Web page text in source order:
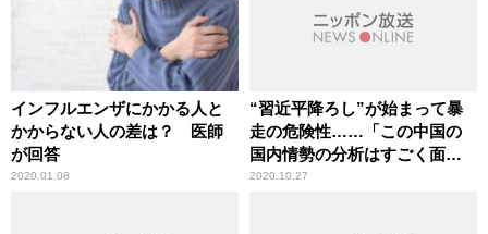
インフルエンザにかかる人と
かからない人の差は？ 医師
が回答
2020.01.08
“習近平降ろし”が始まって暴
走の危険性……「この中国の
国内情勢の分析はすごく面白
い」辛坊治郎が言及
2020.10.27